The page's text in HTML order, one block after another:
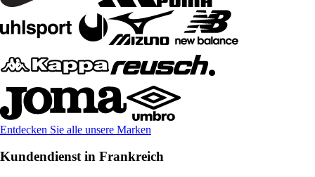
Entdecken Sie alle unsere Marken
Kundendienst in Frankreich